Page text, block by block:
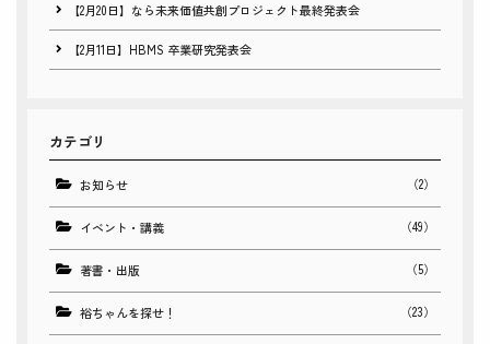
【2月20日】なら未来価値共創プロジェクト最終発表会
【2月11日】HBMS 卒業研究発表会
カテゴリ
お知らせ （2）
イベント・講義 （49）
著書・出版 （5）
裕ちゃんを探せ！ （23）